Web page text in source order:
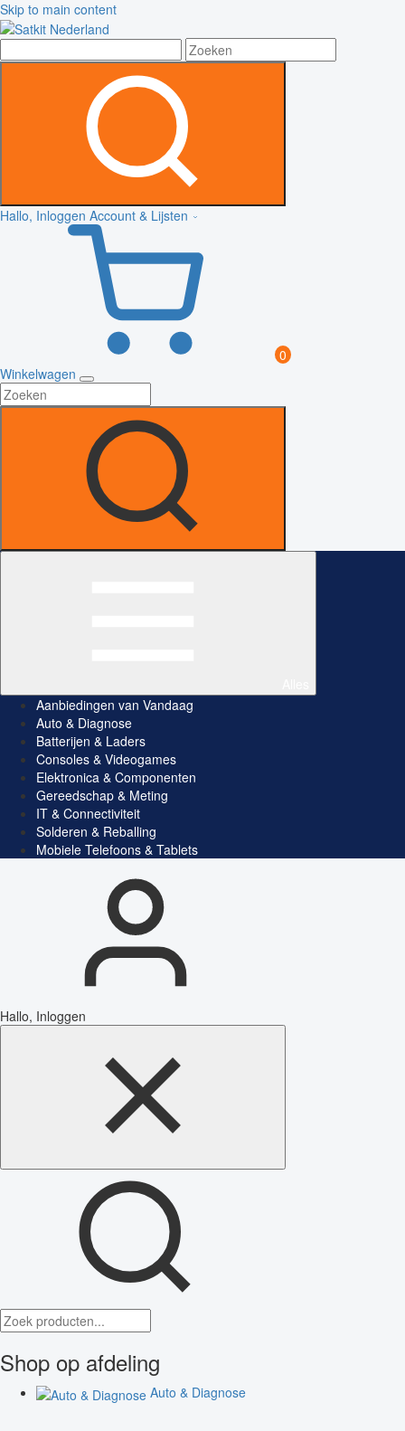
Skip to main content
Hallo, Inloggen Account & Lijsten
0
Winkelwagen
Aanbiedingen van Vandaag
Auto & Diagnose
Batterijen & Laders
Consoles & Videogames
Elektronica & Componenten
Gereedschap & Meting
IT & Connectiviteit
Solderen & Reballing
Mobiele Telefoons & Tablets
Hallo, Inloggen
Shop op afdeling
Auto & Diagnose